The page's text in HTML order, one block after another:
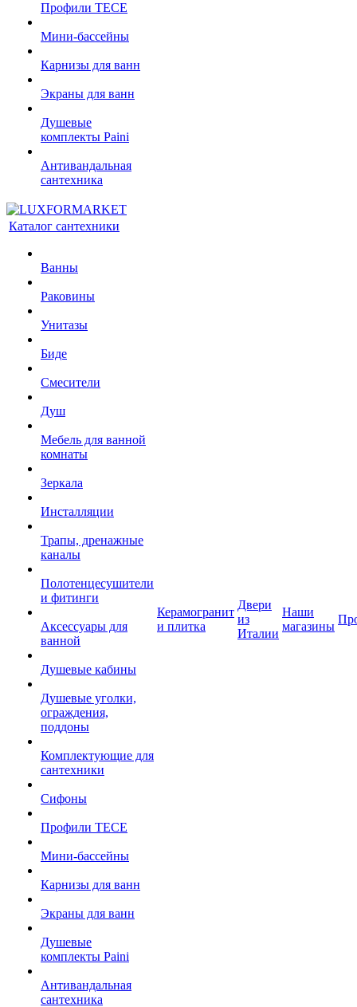
Профили TECE
Мини-бассейны
Карнизы для ванн
Экраны для ванн
Душевые
комплекты Paini
Антивандальная
сантехника
Каталог сантехники
Ванны
Раковины
Унитазы
Биде
Смесители
Душ
Мебель для ванной
комнаты
Зеркала
Инсталляции
Трапы, дренажные
каналы
Полотенцесушители
и фитинги
Аксессуары для
ванной
Душевые кабины
Душевые уголки,
ограждения,
поддоны
Комплектующие для
сантехники
Сифоны
Профили TECE
Мини-бассейны
Карнизы для ванн
Экраны для ванн
Душевые
комплекты Paini
Антивандальная
сантехника
Керамогранит
и плитка
Двери
из
Италии
Наши
магазины